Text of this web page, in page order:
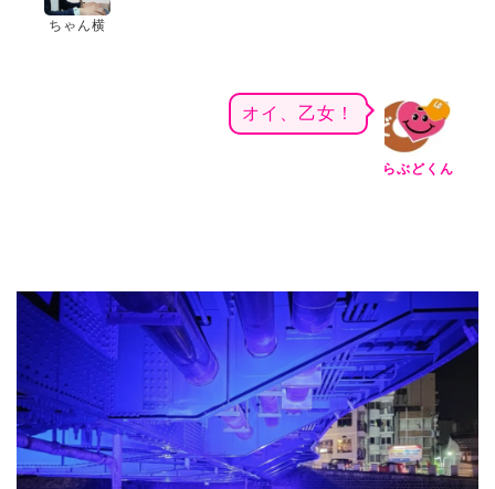
ちゃん横
らぶどくん
オイ、乙女！